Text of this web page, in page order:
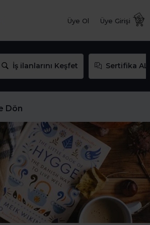
Üye Ol Üye Girişi
İş ilanlarını Keşfet Sertifika AL
Dön